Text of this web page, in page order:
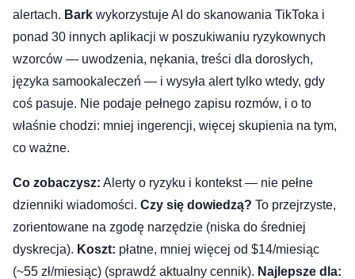
alertach. Bark wykorzystuje AI do skanowania TikToka i
ponad 30 innych aplikacji w poszukiwaniu ryzykownych
wzorców — uwodzenia, nękania, treści dla dorosłych,
języka samookaleczeń — i wysyła alert tylko wtedy, gdy
coś pasuje. Nie podaje pełnego zapisu rozmów, i o to
właśnie chodzi: mniej ingerencji, więcej skupienia na tym,
co ważne.
Co zobaczysz: Alerty o ryzyku i kontekst — nie pełne
dzienniki wiadomości. Czy się dowiedzą? To przejrzyste,
zorientowane na zgodę narzędzie (niska do średniej
dyskrecja). Koszt: płatne, mniej więcej od $14/miesiąc
(~55 zł/miesiąc) (sprawdź aktualny cennik). Najlepsze dla: